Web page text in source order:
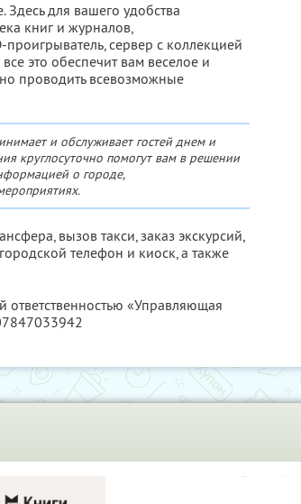
Здесь для вашего удобства
книг и журналов,
сервер с коллекцией
это обеспечит вам веселое и
проводить всевозможные
и обслуживает гостей днем и
круглосуточно помогут вам в решении
о городе,
вызов такси, заказ экскурсий,
телефон и киоск, а также
ответственностью «Управляющая